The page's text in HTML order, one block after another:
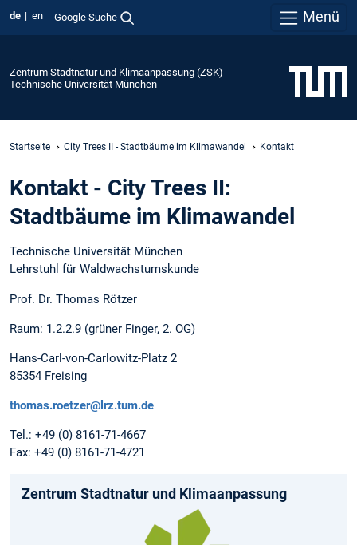
de en Google Suche Menü
Zentrum Stadtnatur und Klimaanpassung (ZSK)
Technische Universität München
Startseite City Trees II - Stadtbäume im Klimawandel Kontakt
Kontakt - City Trees II:
Stadtbäume im Klimawandel
Technische Universität München
Lehrstuhl für Waldwachstumskunde
Prof. Dr. Thomas Rötzer
Raum: 1.2.2.9 (grüner Finger, 2. OG)
Hans-Carl-von-Carlowitz-Platz 2
85354 Freising
thomas.roetzer@lrz.tum.de
Tel.: +49 (0) 8161-71-4667
Fax: +49 (0) 8161-71-4721
Zentrum Stadtnatur und Klimaanpassung